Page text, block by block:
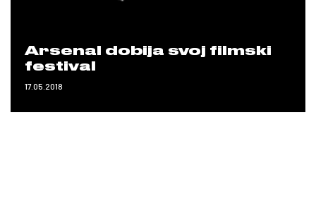
Arsenal dobija svoj filmski
festival
17.05.2018